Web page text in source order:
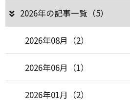
2026年の記事一覧（5）
2026年08月（2）
2026年06月（1）
2026年01月（2）